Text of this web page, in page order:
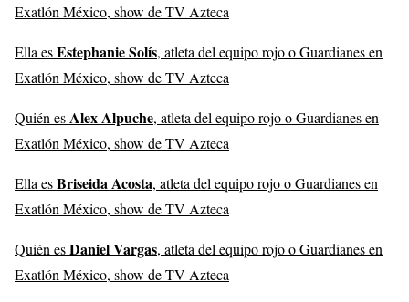
Exatlón México, show de TV Azteca
Ella esEstephanie Solís, atleta del equipo rojo o Guardianes en
Exatlón México, show de TV Azteca
Quién esAlex Alpuche, atleta del equipo rojo o Guardianes en
Exatlón México, show de TV Azteca
Ella esBriseida Acosta, atleta del equipo rojo o Guardianes en
Exatlón México, show de TV Azteca
Quién esDaniel Vargas, atleta del equipo rojo o Guardianes en
Exatlón México, show de TV Azteca